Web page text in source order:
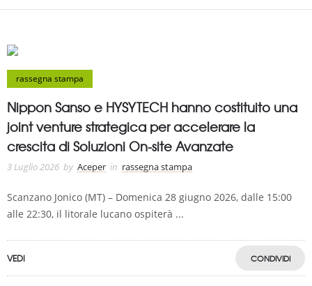
rassegna stampa
Nippon Sanso e HYSYTECH hanno costituito una
joint venture strategica per accelerare la
crescita di Soluzioni On-site Avanzate
3 Luglio 2026 by Aceper in rassegna stampa
Scanzano Jonico (MT) – Domenica 28 giugno 2026, dalle 15:00
alle 22:30, il litorale lucano ospiterà ...
VEDI CONDIVIDI